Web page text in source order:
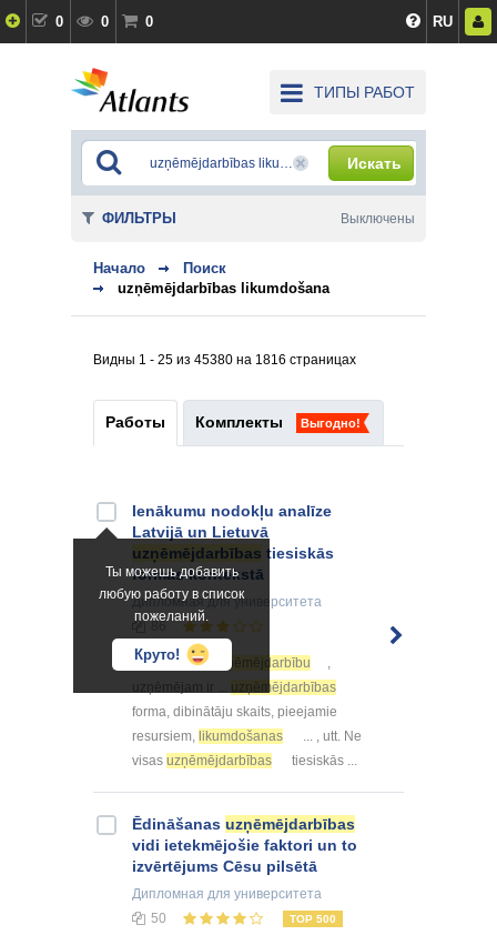
0 0 0 RU
ТИПЫ РАБОТ
Искать
Начало
Поиск
uzņēmējdarbības likumdošana
Видны 1 - 25 из 45380 на 1816 страницах
Работы Комплекты Выгодно!
Ты можешь добавить
любую работу в список
пожеланий.
Круто!
Ienākumu nodokļu analīze
Latvijā un Lietuvā
uzņēmējdarbības tiesiskās
formas kontekstā
Дипломнаядля университета
... 1. Uzsākot uzņēmējdarbību
,
uzņēmējam ir ... uzņēmējdarbības
forma, dibinātāju skaits, pieejamie
resursiem, likumdošanas
... , utt. Ne
visas uzņēmējdarbības tiesiskās ...
Ēdināšanas uzņēmējdarbības
vidi ietekmējošie faktori un to
izvērtējums Cēsu pilsētā
Дипломная для университета
50
TOP 500
ФИЛЬТРЫ Выключены